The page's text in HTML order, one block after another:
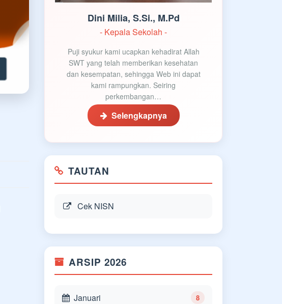
Dini Milia, S.Si., M.Pd
- Kepala Sekolah -
Puji syukur kami ucapkan kehadirat Allah
SWT yang telah memberikan kesehatan
dan kesempatan, sehingga Web ini dapat
kami rampungkan. Seiring
perkembangan…
Selengkapnya
TAUTAN
Cek NISN
ARSIP 2026
Januari 8